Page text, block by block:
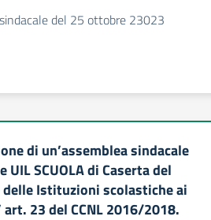
del 25 ottobre 23023
di un’assemblea sindacale
UIL SCUOLA di Caserta del
delle Istituzioni scolastiche ai
art. 23 del CCNL 2016/2018.